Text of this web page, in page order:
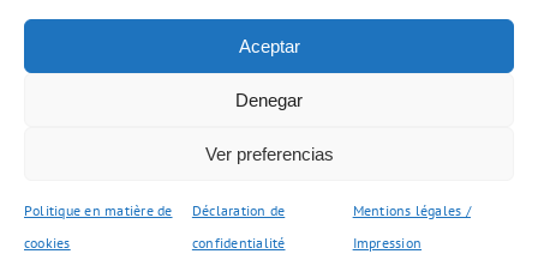
Aceptar
Denegar
Ver preferencias
Politique en matière de
cookies
Déclaration de
confidentialité
Mentions légales /
Impression
ENG FR ES